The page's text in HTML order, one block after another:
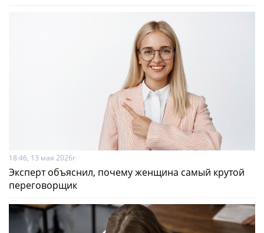
18:46, 13 мая 2026г
Эксперт объяснил, почему женщина самый крутой
переговорщик